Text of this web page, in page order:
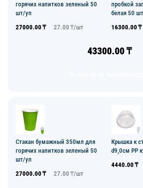
горячих напитков зеленый 50
шт/уп
27000.00 ₸ 27.00 ₸/шт
пробкой
белая 50
16300.00 ₸
43300.00₸
Стакан бумажный 350мл для
горячих напитков зеленый 50
шт/уп
27000.00 ₸ 27.00 ₸/шт
Крышка к
d9,0см PP
4440.00 ₸